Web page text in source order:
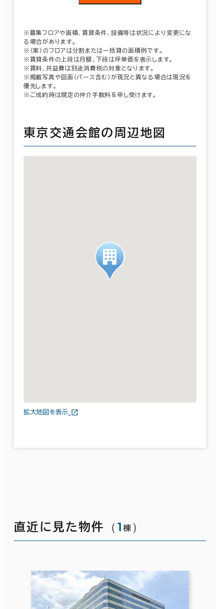
※募集フロアや面積、賃貸条件、設備等は状況により変更にな
る場合があります。
※（案）のフロアは分割または一括貸の面積例です。
※賃貸条件の上段は月額、下段は坪単価を表示します。
※賃料、共益費は別途消費税の対象となります。
※掲載写真や図面（パース含む）が現況と異なる場合は現況を
優先します。
※ご成約時は規定の仲介手数料を申し受けます。
東京交通会館の周辺地図
拡大地図を表示
直近に見た物件 （1 棟 ）